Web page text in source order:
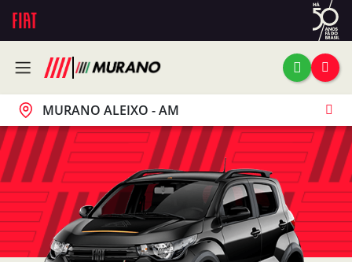
MURANO ALEIXO - AM